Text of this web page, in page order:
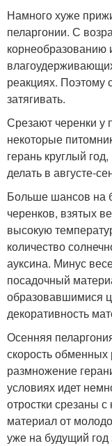
Намного хуже
пеларгонии. С
корнеобразованию
реакциях. Поэтому
затягивать.
Срезают черенки у
некоторые
герань круглый
делать в августе-
Больше шансов на
черенков, взятых
высокую
количество
ауксина. Минус
посадочный
образовавшимися
декоративность
Осенняя
скорость
размножение
условиях идет
отростки срезаны
материал от
уже на будущий год